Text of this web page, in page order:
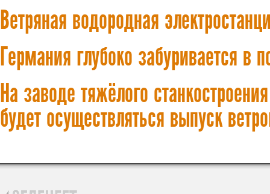
Ветряная водородная
Германия глубоко забуривается в
На заводе тяжёлого
будет осуществляться выпуск